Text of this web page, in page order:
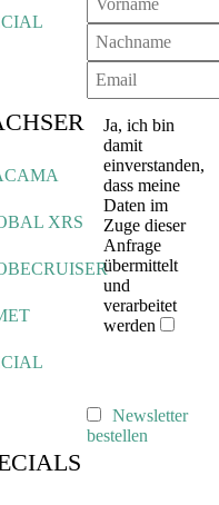
XRS
Ja, ich bin
damit
einverstanden,
dass meine
Daten im
Zuge dieser
Anfrage
übermittelt
und
verarbeitet
werden
Newsletter
bestellen